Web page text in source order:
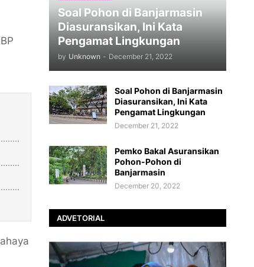
Soal Pohon di Banjarmasin
Diasuransikan, Ini Kata
Pengamat Lingkungan
by Unknown - December 21, 2022
Soal Pohon di Banjarmasin
Diasuransikan, Ini Kata
Pengamat Lingkungan
December 21, 2022
Pemko Bakal Asuransikan
Pohon-Pohon di
Banjarmasin
December 20, 2022
ADVETORIAL